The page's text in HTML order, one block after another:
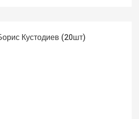
Кустодиев (20шт)